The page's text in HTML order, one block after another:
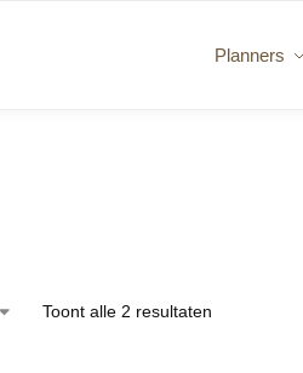
Planners
Toont alle 2 resultaten